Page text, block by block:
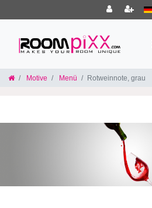
Motive Menü Rotweinnote, grau